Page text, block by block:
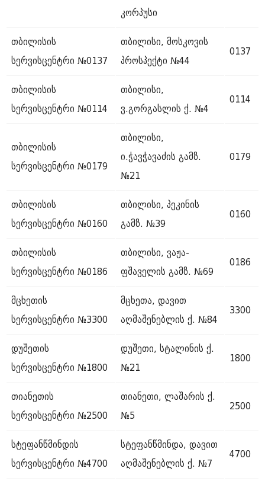
კორპუსი
თბილისის
სერვისცენტრი №0137
თბილისი, მოსკოვის
პროსპექტი №44
0137
თბილისის
სერვისცენტრი №0114
თბილისი,
ვ.გორგასლის ქ. №4
0114
თბილისის
სერვისცენტრი №0179
თბილისი,
ი.ჭავჭავაძის გამზ.
№21
0179
თბილისის
სერვისცენტრი №0160
თბილისი, პეკინის
გამზ. №39
0160
თბილისის
სერვისცენტრი №0186
თბილისი, ვაჟა-
ფშაველის გამზ. №69
0186
მცხეთის
სერვისცენტრი №3300
მცხეთა, დავით
აღმაშენებლის ქ. №84
3300
დუშეთის
სერვისცენტრი №1800
დუშეთი, სტალინის ქ.
№21
1800
თიანეთის
სერვისცენტრი №2500
თიანეთი, ლაშარის ქ.
№5
2500
სტეფანწმინდის
სერვისცენტრი №4700
სტეფანწმინდა, დავით
აღმაშენებლის ქ. №7
4700